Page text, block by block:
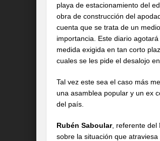
playa de estacionamiento del
obra de construcción del
cuenta que se trata de un
importancia. Este diario
medida exigida en tan corto
cuales se les pide el desalojo
Tal vez este sea el caso más
una asamblea popular y un ex
del país.
Rubén Saboular, referente del
sobre la situación que